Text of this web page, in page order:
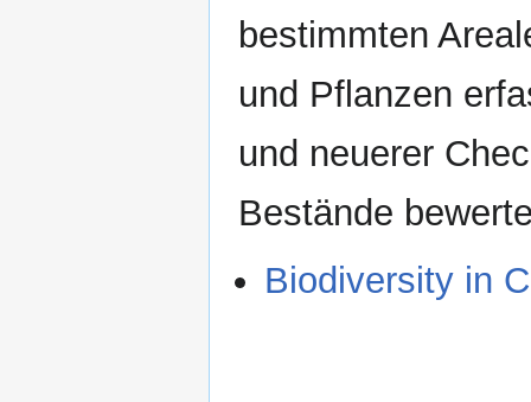
bestimmten
und Pflanzen
und neuerer
Bestände
Biodiversity in